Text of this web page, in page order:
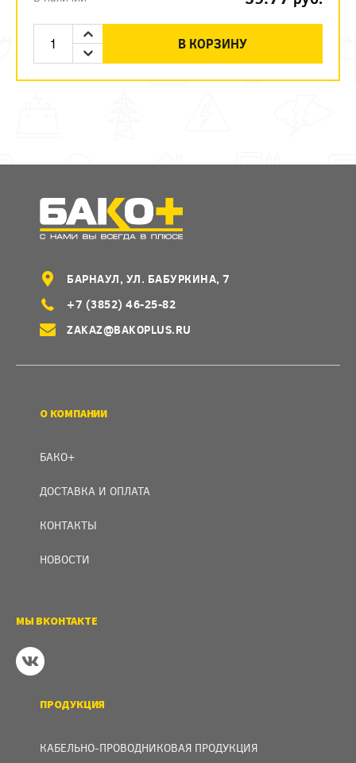
В КОРЗИНУ
БАРНАУЛ, УЛ. БАБУРКИНА, 7
+7 (3852) 46-25-82
ZAKAZ@BAKOPLUS.RU
О КОМПАНИИ
БАКО+
ДОСТАВКА И ОПЛАТА
КОНТАКТЫ
НОВОСТИ
МЫ ВКОНТАКТЕ
ПРОДУКЦИЯ
КАБЕЛЬНО-ПРОВОДНИКОВАЯ ПРОДУКЦИЯ